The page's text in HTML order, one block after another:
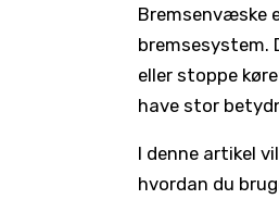
Bremsenvæske
bremsesystem.
eller stoppe
have stor
I denne artikel
hvordan du